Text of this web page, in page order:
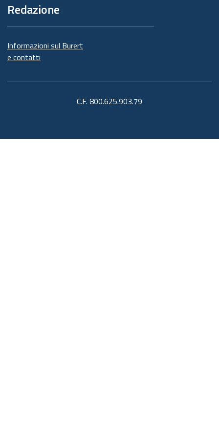
Redazione
Informazioni sul Burert
e contatti
C.F. 800.625.903.79